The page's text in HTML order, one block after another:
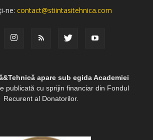
ne:contact@stiintasitehnica.com
apare sub egida Academiei
publicată cu sprijin financiar din Fondul
Recurent al Donatorilor.